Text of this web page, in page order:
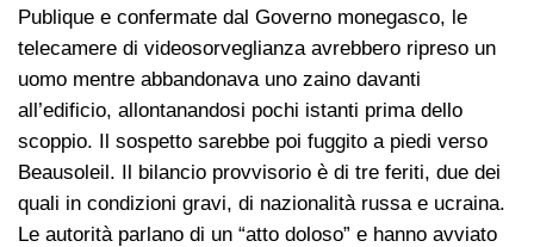
Publique e confermate dal Governo monegasco, le
telecamere di videosorveglianza avrebbero ripreso un
uomo mentre abbandonava uno zaino davanti
all’edificio, allontanandosi pochi istanti prima dello
scoppio. Il sospetto sarebbe poi fuggito a piedi verso
Beausoleil. Il bilancio provvisorio è di tre feriti, due dei
quali in condizioni gravi, di nazionalità russa e ucraina.
Le autorità parlano di un “atto doloso” e hanno avviato